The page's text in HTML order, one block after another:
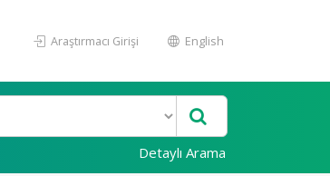
Araştırmacı Girişi English
Detaylı Arama